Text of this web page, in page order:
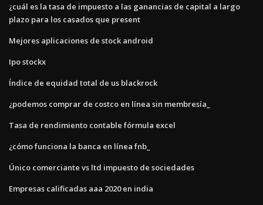
¿cuál es la tasa de impuesto a las ganancias de capital a largo
plazo para los casados ​​que present
Mejores aplicaciones de stock android
Ipo stockx
Índice de equidad total de us blackrock
¿podemos comprar de costco en línea sin membresía_
Tasa de rendimiento contable fórmula excel
¿cómo funciona la banca en línea fnb_
Único comerciante vs ltd impuesto de sociedades
Empresas calificadas aaa 2020 en india